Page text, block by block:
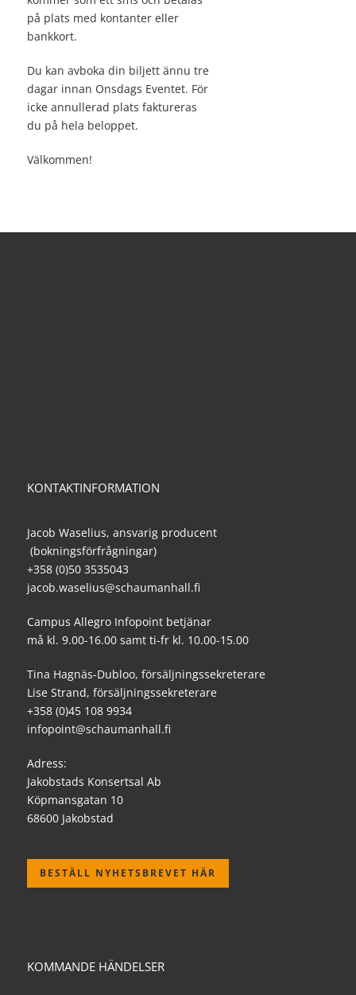
på plats med kontanter eller
bankkort.
Du kan avboka din biljett ännu tre
dagar innan Onsdags Eventet. För
icke annullerad plats faktureras
du på hela beloppet.
Välkommen!
KONTAKTINFORMATION
Jacob Waselius, ansvarig producent
(bokningsförfrågningar)
+358 (0)50 3535043
jacob.waselius@schaumanhall.fi
Campus Allegro Infopoint betjänar
må kl. 9.00-16.00 samt ti-fr kl. 10.00-15.00
Tina Hagnäs-Dubloo, försäljningssekreterare
Lise Strand, försäljningssekreterare
+358 (0)45 108 9934
infopoint@schaumanhall.fi
Adress:
Jakobstads Konsertsal Ab
Köpmansgatan 10
68600 Jakobstad
BESTÄLL NYHETSBREVET HÄR
KOMMANDE HÄNDELSER